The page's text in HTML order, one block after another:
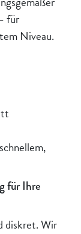
für
Niveau.
für Ihre
diskret. Wir